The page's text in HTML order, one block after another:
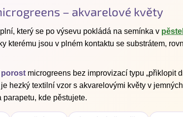
– akvarelové květy
který se po výsevu pokládá na semínka v
kterému jsou v plném kontaktu se substrátem,
porost microgreens bez improvizací typu „přiklopit
hezký textilní vzor s akvarelovými květy v
kde pěstujete.